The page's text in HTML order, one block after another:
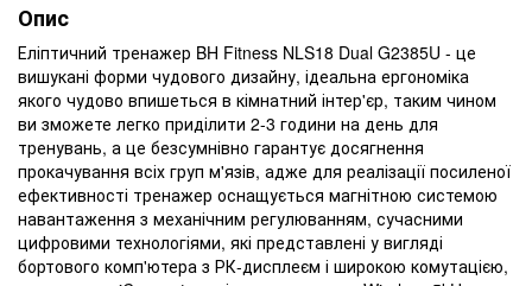
Опис
Еліптичний тренажер BH Fitness NLS18 Dual G2385U - це
вишукані форми чудового дизайну, ідеальна ергономіка
якого чудово впишеться в кімнатний інтер'єр, таким чином
ви зможете легко приділити 2-3 години на день для
тренувань, а це безсумнівно гарантує досягнення
прокачування всіх груп м'язів, адже для реалізації посиленої
ефективності тренажер оснащується магнітною системою
навантаження з механічним регулюванням, сучасними
цифровими технологіями, які представлені у вигляді
бортового комп'ютера з РК-дисплеєм і широкою комутацією,